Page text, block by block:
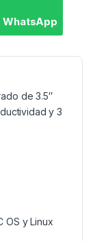
de 3.5″
y 3
OS y Linux